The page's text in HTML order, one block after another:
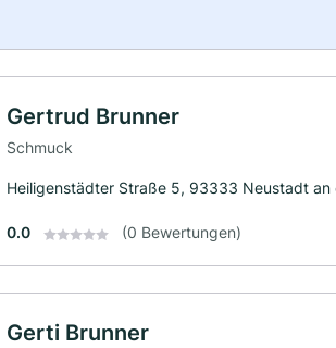
Gertrud Brunner
Schmuck
Heiligenstädter Straße 5, 93333 Neustadt an
0.0 (0 Bewertungen)
Gerti Brunner